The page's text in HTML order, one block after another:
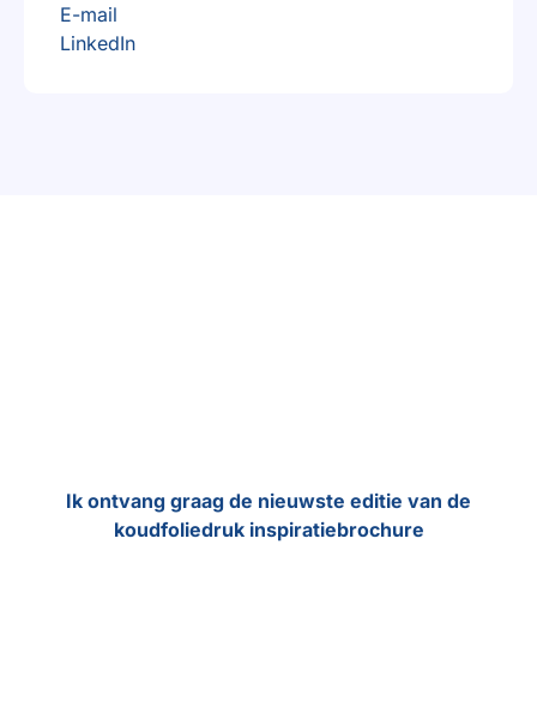
E-mail
LinkedIn
Ik ontvang graag de nieuwste editie van de
koudfoliedruk inspiratiebrochure